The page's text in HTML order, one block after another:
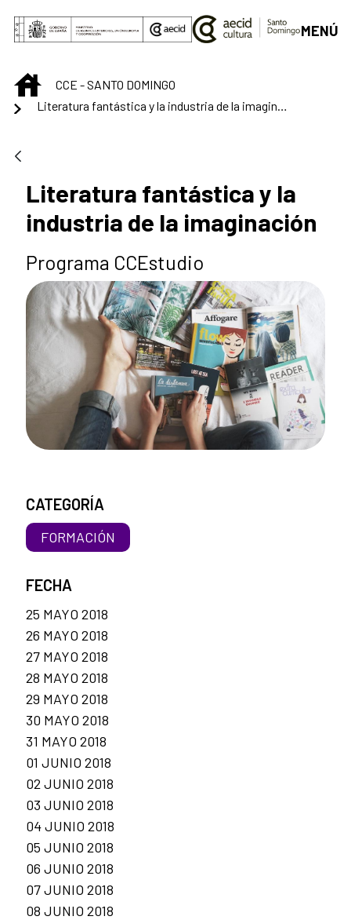
Saltar al contenido principal
MENÚ
INICIOCCE - SANTO DOMINGO
Literatura fantástica y la industria de la imaginación
Literatura fantástica y la
industria de la imaginación
Programa CCEstudio
CATEGORÍA
FORMACIÓN
FECHA
25 MAYO 2018
26 MAYO 2018
27 MAYO 2018
28 MAYO 2018
29 MAYO 2018
30 MAYO 2018
31 MAYO 2018
01 JUNIO 2018
02 JUNIO 2018
03 JUNIO 2018
04 JUNIO 2018
05 JUNIO 2018
06 JUNIO 2018
07 JUNIO 2018
08 JUNIO 2018